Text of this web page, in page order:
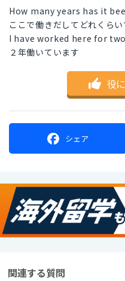
How many years has it
ここで働きだしてどれくらい
I have worked here for
２年働いています
役
シェア
関連する質問